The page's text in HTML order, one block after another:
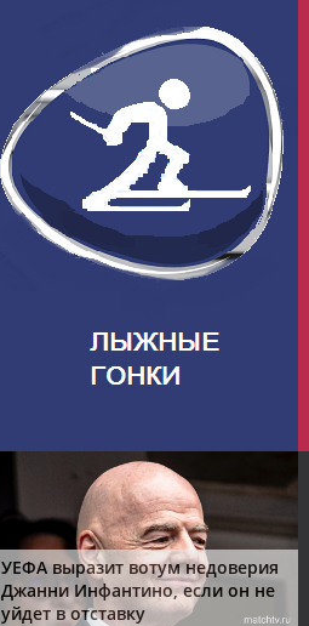
УЕФА выразит вотум недоверия
Джанни Инфантино, если он не
уйдет в отставку